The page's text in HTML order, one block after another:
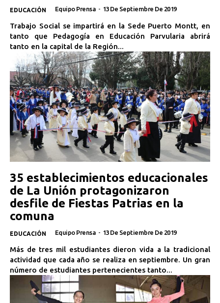
EDUCACIÓN Equipo Prensa - 13 De Septiembre De 2019
Trabajo Social se impartirá en la Sede Puerto Montt, en
tanto que Pedagogía en Educación Parvularia abrirá
tanto en la capital de la Región...
35 establecimientos educacionales
de La Unión protagonizaron
desfile de Fiestas Patrias en la
comuna
EDUCACIÓN Equipo Prensa - 13 De Septiembre De 2019
Más de tres mil estudiantes dieron vida a la tradicional
actividad que cada año se realiza en septiembre. Un gran
número de estudiantes pertenecientes tanto...